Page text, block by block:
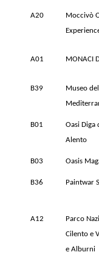
A20
Moccivò
A01 MONACI
B39
Museo
B01
Oasi Diga
Alento
B03 Oasis
B36 Paintwar
A12
Parco
Cilento e
e Alburni